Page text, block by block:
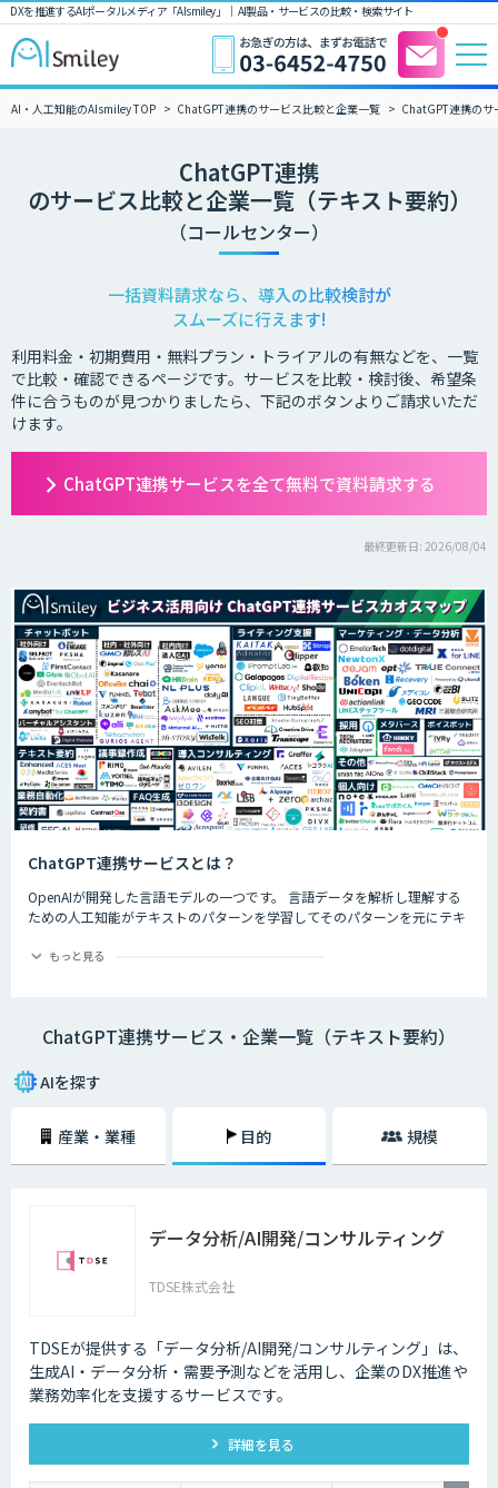
DXを推進するAIポータルメディア「AIsmiley」｜ AI製品・サービスの比較・検索サイト
AI・人工知能のAIsmiley TOP ChatGPT連携のサービス比較と企業一覧 ChatGPT連携のサ
ChatGPT連携
のサービス比較と企業一覧（テキスト要約）
（コールセンター）
一括資料請求なら、導入の比較検討が
スムーズに行えます!
利用料金・初期費用・無料プラン・トライアルの有無などを、一覧
で比較・確認できるページです。サービスを比較・検討後、希望条
件に合うものが見つかりましたら、下記のボタンよりご請求いただ
けます。
ChatGPT連携サービスを全て無料で資料請求する
最終更新日: 2026/08/04
ChatGPT連携サービスとは？
OpenAIが開発した言語モデルの一つです。 言語データを解析し理解する
ための人工知能がテキストのパターンを学習してそのパターンを元にテキ
ChatGPTの最大の特徴として、人間との自然な対話を模倣することがで
もっと見る
ChatGPT連携サービス・企業一覧（テキスト要約）
AIを探す
産業・業種 目的 規模
データ分析/AI開発/コンサルティング
TDSE株式会社
TDSEが提供する「データ分析/AI開発/コンサルティング」は、
生成AI・データ分析・需要予測などを活用し、企業のDX推進や
業務効率化を支援するサービスです。
詳細を見る